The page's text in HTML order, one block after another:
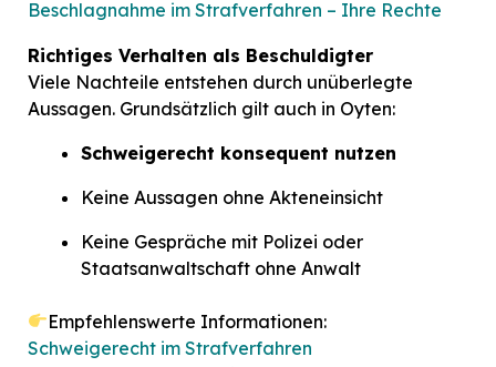
Beschlagnahme im Strafverfahren – Ihre Rechte
Richtiges Verhalten als Beschuldigter
Viele Nachteile entstehen durch unüberlegte
Aussagen. Grundsätzlich gilt auch in Oyten:
Schweigerecht konsequent nutzen
Keine Aussagen ohne Akteneinsicht
Keine Gespräche mit Polizei oder
Staatsanwaltschaft ohne Anwalt
Empfehlenswerte Informationen:
Schweigerecht im Strafverfahren